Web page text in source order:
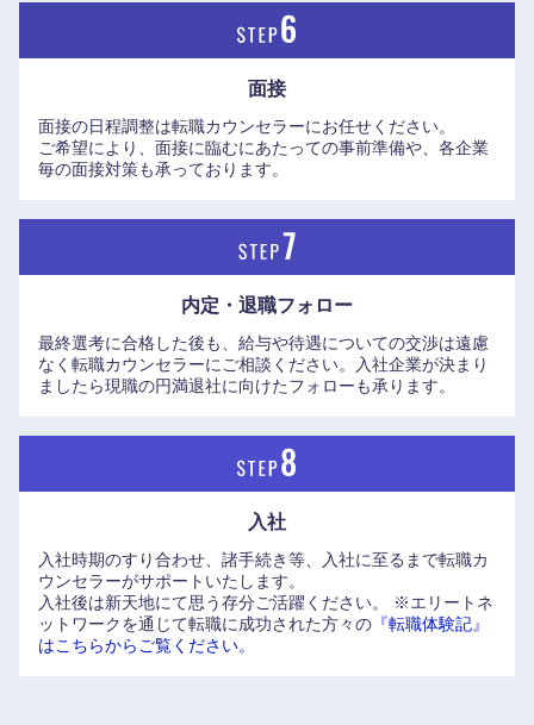
面接
面接の日程調整は転職カウンセラーにお任せください。
ご希望により、面接に臨むにあたっての事前準備や、各企業
毎の面接対策も承っております。
内定・退職フォロー
最終選考に合格した後も、給与や待遇についての交渉は遠慮
なく転職カウンセラーにご相談ください。入社企業が決まり
ましたら現職の円満退社に向けたフォローも承ります。
入社
入社時期のすり合わせ、諸手続き等、入社に至るまで転職カ
ウンセラーがサポートいたします。
入社後は新天地にて思う存分ご活躍ください。
※エリートネ
ットワークを通じて転職に成功された方々の 『転職体験記』
はこちらからご覧ください。